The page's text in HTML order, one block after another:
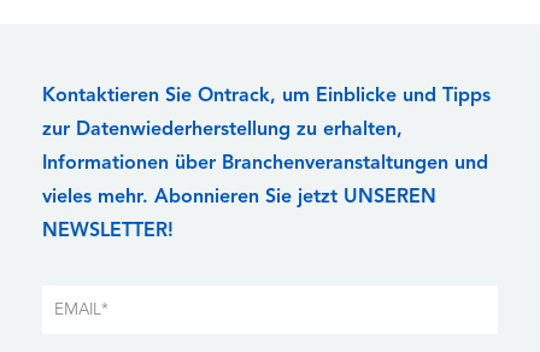
Kontaktieren Sie Ontrack, um Einblicke und Tipps
zur Datenwiederherstellung zu erhalten,
Informationen über Branchenveranstaltungen und
vieles mehr. Abonnieren Sie jetzt UNSEREN
NEWSLETTER!